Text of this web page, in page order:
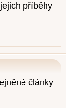
příběhy
články